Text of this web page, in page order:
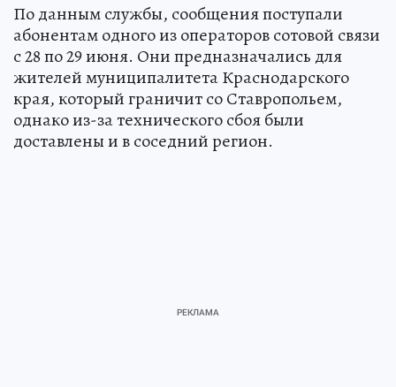
По данным службы, сообщения поступали
абонентам одного из операторов сотовой связи
с 28 по 29 июня. Они предназначались для
жителей муниципалитета Краснодарского
края, который граничит со Ставропольем,
однако из-за технического сбоя были
доставлены и в соседний регион.